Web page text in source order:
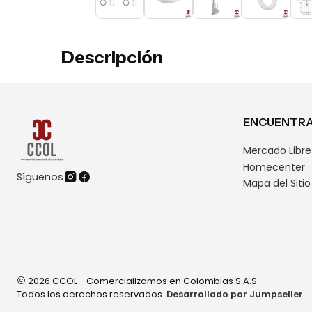
Descripción
Síguenos
Mercado Libre
Homecenter
Mapa del Sitio
2026 CCOL - Comercializamos en Colombias S.A.S.
Todos los derechos reservados. Desarrollado por Jumpseller.